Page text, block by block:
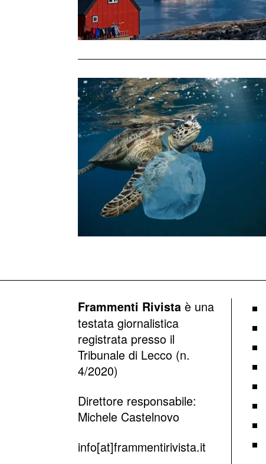
Frammenti Rivista è una
testata giornalistica
registrata presso il
Tribunale di Lecco (n.
4/2020)
Direttore responsabile:
Michele Castelnovo
info[at]frammentirivista.it